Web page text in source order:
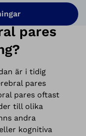
pares
är i tidig
pares
pares oftast
till olika
andra
kognitiva